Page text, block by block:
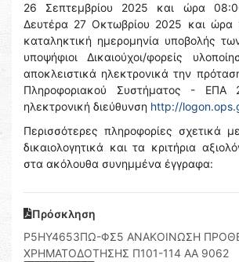
26 Σεπτεμβρίου 2025 και ώρα
Δευτέρα 27 Οκτωβρίου 2025 και ώρα
καταληκτική ημερομηνία υποβολής
υποψήφιοι Δικαιούχοι/φορείς
αποκλειστικά ηλεκτρονικά την
Πληροφοριακού Συστήματος - ΕΠΑ
ηλεκτρονική διεύθυνση http://
Περισσότερες πληροφορίες σχετικά
δικαιολογητικά και τα κριτήρια
στα ακόλουθα συνημμένα έγγραφα:
Πρόσκληση
Ρ5ΗΥ4653ΠΩ-ΦΣ5 ΑΝΑΚΟΙΝΩΣΗ
ΧΡΗΜΑΤΟΔΟΤΗΣΗΣ Π101-114 ΑΑ 9062